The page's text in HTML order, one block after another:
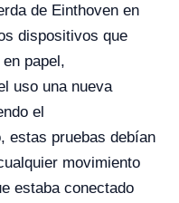
de Einthoven en
dispositivos que
papel,
uso una nueva
el
estas pruebas debían
movimiento
estaba conectado